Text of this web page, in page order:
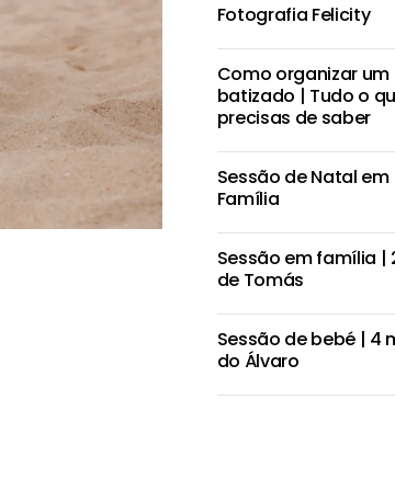
Fotografia Felicity
Como organizar um
batizado | Tudo o
precisas de saber
Sessão de Natal em
Família
Sessão em família |
de Tomás
Sessão de bebé | 4
do Álvaro